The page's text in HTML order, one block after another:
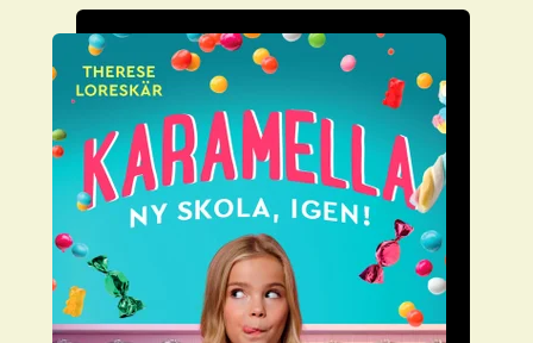
Om Stora bokvalet
Olivia tipsar
Vinnare
FAQ
För bibliotek